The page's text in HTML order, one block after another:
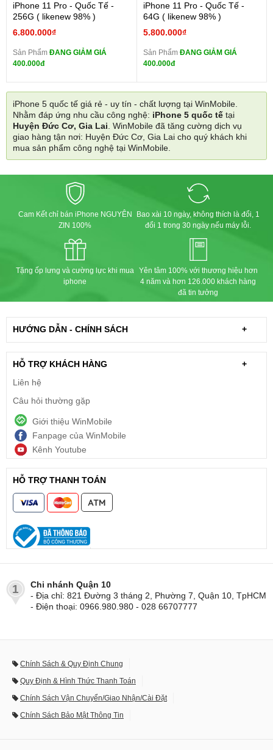
iPhone 11 Pro - Quốc Tế -
256G ( likenew 98% )
6.800.000₫
Sản Phẩm ĐANG GIẢM GIÁ
400.000đ
iPhone 11 Pro - Quốc Tế -
64G ( likenew 98% )
5.800.000₫
Sản Phẩm ĐANG GIẢM GIÁ
400.000đ
iPhone 5 quốc tế giá rẻ - uy tín - chất lượng tại WinMobile.
Nhằm đáp ứng nhu cầu công nghệ: iPhone 5 quốc tế tại
Huyện Đức Cơ, Gia Lai. WinMobile đã tăng cường dịch vụ
giao hàng tận nơi: Huyện Đức Cơ, Gia Lai cho quý khách khi
mua sản phẩm công nghệ tại WinMobile.
Cam Kết chỉ bán iPhone NGUYÊN
ZIN 100%
Bao xài 10 ngày, không thích là đổi, 1
đổi 1 trong 30 ngày nếu máy lỗi.
Tặng ốp lưng và cường lực khi mua
iphone
Yên tâm 100% với thương hiệu hơn
4 năm và hơn 126.000 khách hàng
đã tin tưởng
HƯỚNG DẪN - CHÍNH SÁCH +
HỖ TRỢ KHÁCH HÀNG
+
Liên hệ
Câu hỏi thường gặp
Giới thiệu WinMobile
Fanpage của WinMobile
Kênh Youtube
HỖ TRỢ THANH TOÁN
1
Chi nhánh Quận 10
- Địa chỉ: 821 Đường 3 tháng 2, Phường 7, Quận 10, TpHCM
- Điện thoại: 0966.980.980 - 028 66707777
Chính Sách & Quy Định Chung
Quy Định & Hình Thức Thanh Toán
Chính Sách Vận Chuyển/Giao Nhận/Cài Đặt
Chính Sách Bảo Mật Thông Tin